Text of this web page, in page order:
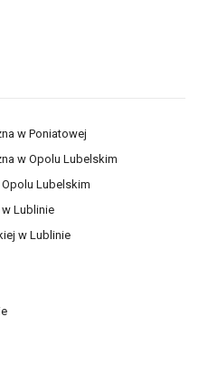
w Poniatowej
w Opolu Lubelskim
Lubelskim
Lublinie
w Lublinie